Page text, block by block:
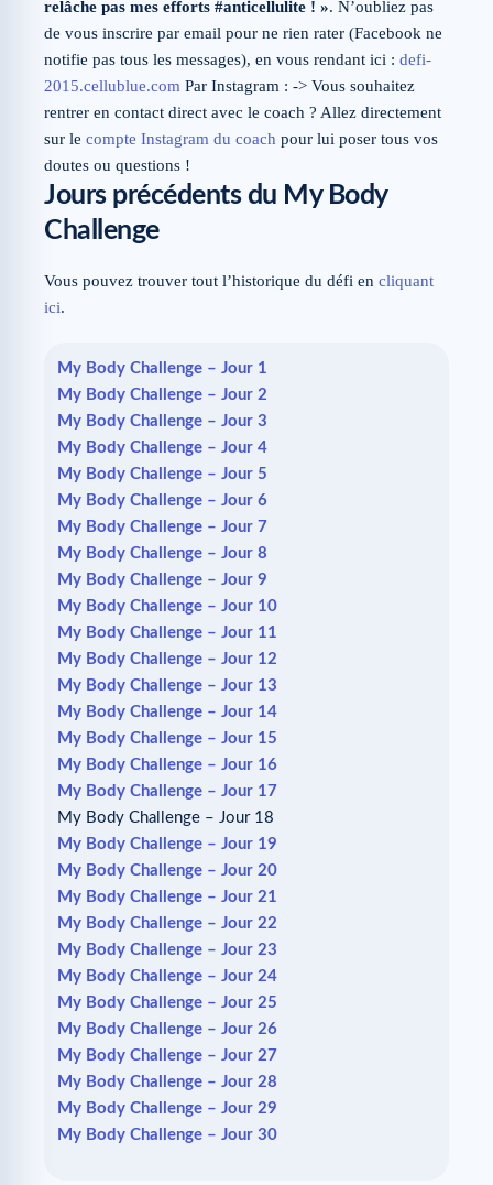
relâche pas mes efforts #anticellulite ! ». N’oubliez pas
de vous inscrire par email pour ne rien rater (Facebook ne
notifie pas tous les messages), en vous rendant ici : defi-
2015.cellublue.com Par Instagram : -> Vous souhaitez
rentrer en contact direct avec le coach ? Allez directement
sur le compte Instagram du coach pour lui poser tous vos
doutes ou questions !
Jours précédents du My Body
Challenge
Vous pouvez trouver tout l’historique du défi en cliquant
ici.
My Body Challenge – Jour 1
My Body Challenge – Jour 2
My Body Challenge – Jour 3
My Body Challenge – Jour 4
My Body Challenge – Jour 5
My Body Challenge – Jour 6
My Body Challenge – Jour 7
My Body Challenge – Jour 8
My Body Challenge – Jour 9
My Body Challenge – Jour 10
My Body Challenge – Jour 11
My Body Challenge – Jour 12
My Body Challenge – Jour 13
My Body Challenge – Jour 14
My Body Challenge – Jour 15
My Body Challenge – Jour 16
My Body Challenge – Jour 17
My Body Challenge – Jour 18
My Body Challenge – Jour 19
My Body Challenge – Jour 20
My Body Challenge – Jour 21
My Body Challenge – Jour 22
My Body Challenge – Jour 23
My Body Challenge – Jour 24
My Body Challenge – Jour 25
My Body Challenge – Jour 26
My Body Challenge – Jour 27
My Body Challenge – Jour 28
My Body Challenge – Jour 29
My Body Challenge – Jour 30